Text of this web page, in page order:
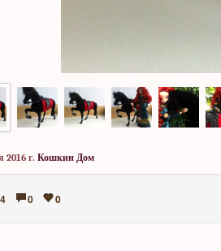
2016 г. Кошкин Дом
0 0